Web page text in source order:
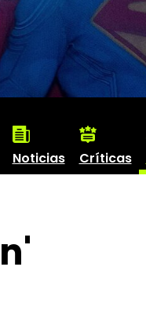
Noticias Críticas